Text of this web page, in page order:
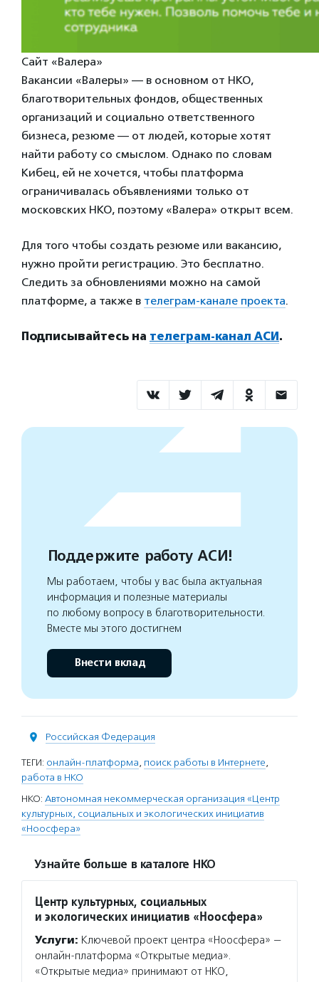
Сайт «Валера»
Вакансии «Валеры» — в основном от НКО,
благотворительных фондов, общественных
организаций и социально ответственного
бизнеса, резюме — от людей, которые хотят
найти работу со смыслом. Однако по словам
Кибец, ей не хочется, чтобы платформа
ограничивалась объявлениями только от
московских НКО, поэтому «Валера» открыт всем.
Для того чтобы создать резюме или вакансию,
нужно пройти регистрацию. Это бесплатно.
Следить за обновлениями можно на самой
платформе, а также в телеграм-канале проекта.
Подписывайтесь на телеграм-канал АСИ .
Поддержите работу АСИ!
Мы работаем, чтобы у вас была актуальная
информация и полезные материалы
по любому вопросу в благотворительности.
Вместе мы этого достигнем
Внести вклад
Российская Федерация
ТЕГИ: онлайн-платформа, поиск работы в Интернете,
работа в НКО
НКО: Автономная некоммерческая организация «Центр
культурных, социальных и экологических инициатив
«Ноосфера»
Узнайте больше в каталоге НКО
Центр культурных, социальных
и экологических инициатив «Ноосфера»
Услуги: Ключевой проект центра «Ноосфера» —
онлайн-платформа «Открытые медиа».
«Открытые медиа» принимают от НКО,